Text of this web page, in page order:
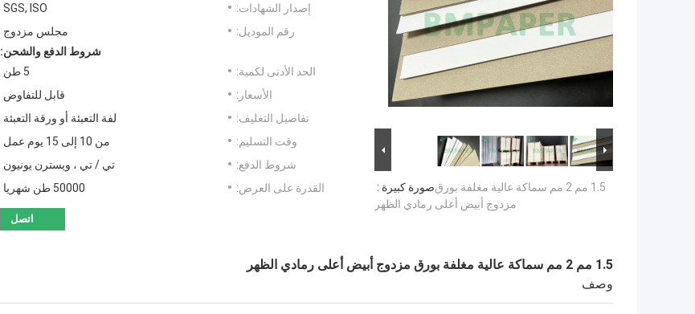
صورة كبيرة :1.5 مم 2 مم سماكة عالية مغلفة بورق
مزدوج أبيض أعلى رمادي الظهر
إصدار الشهادات:
SGS, ISO
رقم الموديل:
مجلس مزدوج
شروط الدفع والشحن:
الحد الأدنى لكمية:
5 طن
الأسعار:
قابل للتفاوض
تفاصيل التغليف:
لفة التعبئة أو ورقة التعبئة
وقت التسليم:
من 10 إلى 15 يوم عمل
شروط الدفع:
تي / تي ، ويسترن يونيون
القدرة على العرض:
50000 طن شهريا
اتصل
1.5 مم 2 مم سماكة عالية مغلفة بورق مزدوج أبيض أعلى رمادي الظهر
وصف